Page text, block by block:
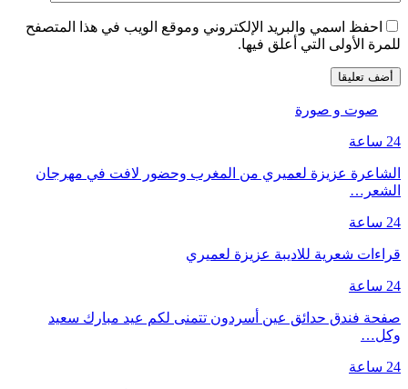
احفظ اسمي والبريد الإلكتروني وموقع الويب في هذا المتصفح
للمرة الأولى التي أعلق فيها.
صوت و صورة
24 ساعة
الشاعرة عزيزة لعميري من المغرب وحضور لافت في مهرجان
الشعر…
24 ساعة
قراءات شعرية للاديبة عزيزة لعميري
24 ساعة
صفحة فندق حدائق عين أسردون تتمنى لكم عيد مبارك سعيد
وكل…
24 ساعة